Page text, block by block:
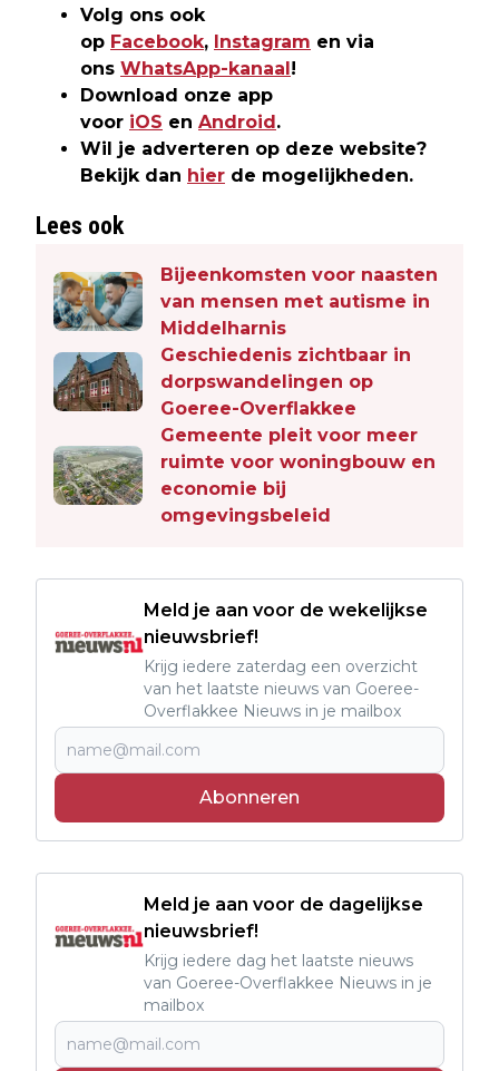
Volg ons ook
op Facebook, Instagram en via
ons WhatsApp-kanaal!
Download onze app
voor iOS en Android.
Wil je adverteren op deze website?
Bekijk dan hier de mogelijkheden.
Lees ook
Bijeenkomsten voor naasten
van mensen met autisme in
Middelharnis
Geschiedenis zichtbaar in
dorpswandelingen op
Goeree-Overflakkee
Gemeente pleit voor meer
ruimte voor woningbouw en
economie bij
omgevingsbeleid
Meld je aan voor de wekelijkse
nieuwsbrief!
Krijg iedere zaterdag een overzicht
van het laatste nieuws van Goeree-
Overflakkee Nieuws in je mailbox
Abonneren
Meld je aan voor de dagelijkse
nieuwsbrief!
Krijg iedere dag het laatste nieuws
van Goeree-Overflakkee Nieuws in je
mailbox